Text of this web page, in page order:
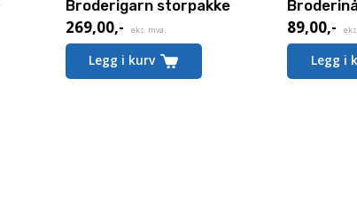
Broderigarn storpakke
269,00,- eks. mva.
Legg i kurv
89,00,-
Legg i